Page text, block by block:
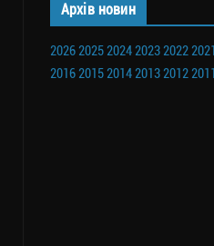
Архів новин
202620252024202320222021
201620152014201320122011